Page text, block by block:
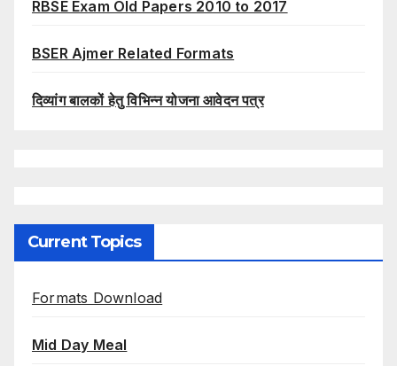
RBSE Exam Old Papers 2010 to 2017
BSER Ajmer Related Formats
दिव्यांग बालकों हेतु विभिन्न योजना आवेदन पत्र
Current Topics
Formats Download
Mid Day Meal